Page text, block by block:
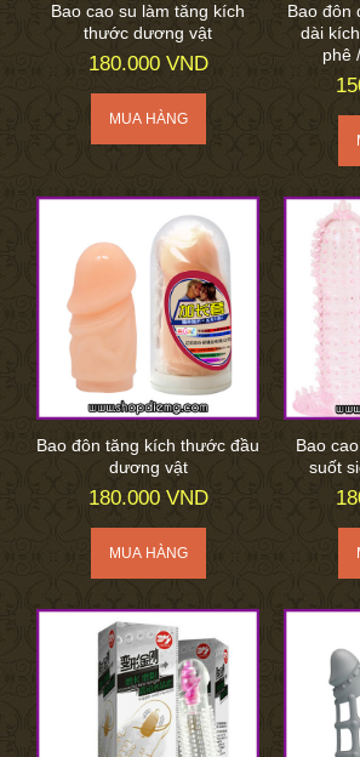
Bao cao su làm tăng kích
thước dương vật
180.000 VND
Bao đôn
dài
phê
Bao đôn tăng kích thước đầu
dương vật
180.000 VND
Bao
suốt